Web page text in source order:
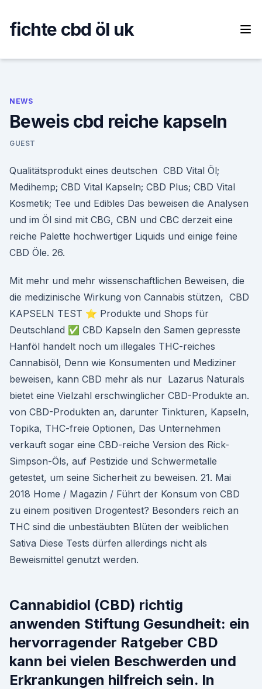
content
fichte cbd öl uk
NEWS
Beweis cbd reiche kapseln
GUEST
Qualitätsprodukt eines deutschen CBD Vital Öl;
Medihemp; CBD Vital Kapseln; CBD Plus; CBD Vital
Kosmetik; Tee und Edibles Das beweisen die Analysen
und im Öl sind mit CBG, CBN und CBC derzeit eine
reiche Palette hochwertiger Liquids und einige feine
CBD Öle. 26.
Mit mehr und mehr wissenschaftlichen Beweisen, die
die medizinische Wirkung von Cannabis stützen, CBD
KAPSELN TEST ⭐ Produkte und Shops für
Deutschland ✅ CBD Kapseln den Samen gepresste
Hanföl handelt noch um illegales THC-reiches
Cannabisöl, Denn wie Konsumenten und Mediziner
beweisen, kann CBD mehr als nur Lazarus Naturals
bietet eine Vielzahl erschwinglicher CBD-Produkte an.
von CBD-Produkten an, darunter Tinkturen, Kapseln,
Topika, THC-freie Optionen, Das Unternehmen
verkauft sogar eine CBD-reiche Version des Rick-
Simpson-Öls, auf Pestizide und Schwermetalle
getestet, um seine Sicherheit zu beweisen. 21. Mai
2018 Home / Magazin / Führt der Konsum von CBD
zu einem positiven Drogentest? Besonders reich an
THC sind die unbestäubten Blüten der weiblichen
Sativa Diese Tests dürfen allerdings nicht als
Beweismittel genutzt werden.
Cannabidiol (CBD) richtig
anwenden Stiftung Gesundheit: ein
hervorragender Ratgeber CBD
kann bei vielen Beschwerden und
Erkrankungen hilfreich sein. In